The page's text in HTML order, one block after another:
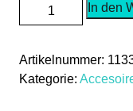
Liebes
Anhänger
Kette
You
In den
Artikelnummer:
Kategorie: